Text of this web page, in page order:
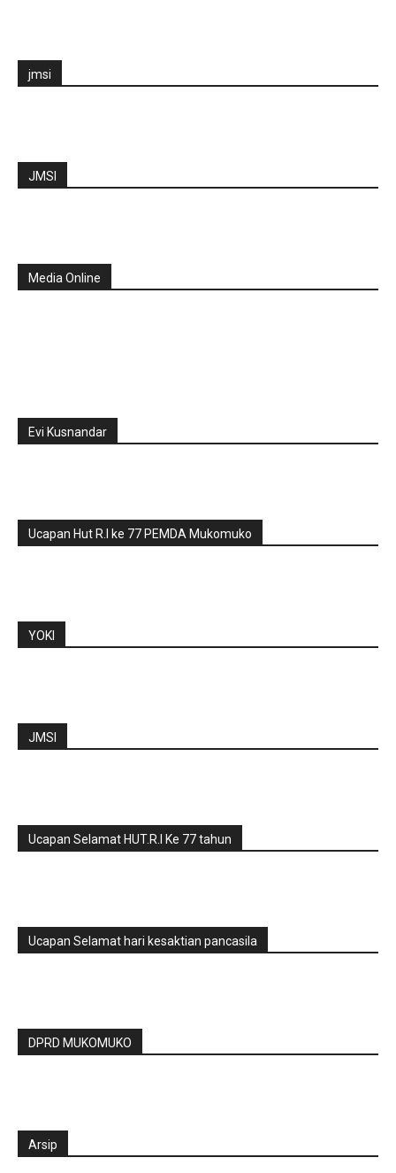
jmsi
JMSI
Media Online
Evi Kusnandar
Ucapan Hut R.I ke 77 PEMDA Mukomuko
YOKI
JMSI
Ucapan Selamat HUT.R.I Ke 77 tahun
Ucapan Selamat hari kesaktian pancasila
DPRD MUKOMUKO
Arsip